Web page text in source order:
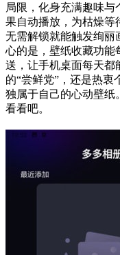
局限，化身充满趣味
果自动播放，为枯燥等
无需解锁就能触发绚丽
心的是，壁纸收藏功能
送，让手机桌面每天都
的“尝鲜党”，还是热衷
独属于自己的心动壁纸
看看吧。